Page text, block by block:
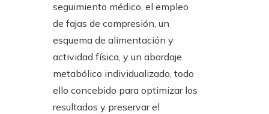
seguimiento médico, el empleo
de fajas de compresión, un
esquema de alimentación y
actividad física, y un abordaje
metabólico individualizado, todo
ello concebido para optimizar los
resultados y preservar el